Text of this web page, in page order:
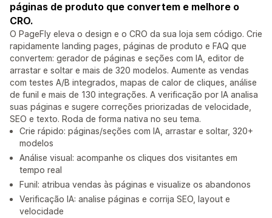
páginas de produto que convertem e melhore o
CRO.
O PageFly eleva o design e o CRO da sua loja sem código. Crie
rapidamente landing pages, páginas de produto e FAQ que
convertem: gerador de páginas e seções com IA, editor de
arrastar e soltar e mais de 320 modelos. Aumente as vendas
com testes A/B integrados, mapas de calor de cliques, análise
de funil e mais de 130 integrações. A verificação por IA analisa
suas páginas e sugere correções priorizadas de velocidade,
SEO e texto. Roda de forma nativa no seu tema.
Crie rápido: páginas/seções com IA, arrastar e soltar, 320+
modelos
Análise visual: acompanhe os cliques dos visitantes em
tempo real
Funil: atribua vendas às páginas e visualize os abandonos
Verificação IA: analise páginas e corrija SEO, layout e
velocidade